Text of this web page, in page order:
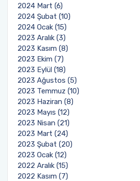
2024 Mart (6)
2024 Şubat (10)
2024 Ocak (15)
2023 Aralık (3)
2023 Kasım (8)
2023 Ekim (7)
2023 Eylül (18)
2023 Ağustos (5)
2023 Temmuz (10)
2023 Haziran (8)
2023 Mayıs (12)
2023 Nisan (21)
2023 Mart (24)
2023 Şubat (20)
2023 Ocak (12)
2022 Aralık (15)
2022 Kasım (7)